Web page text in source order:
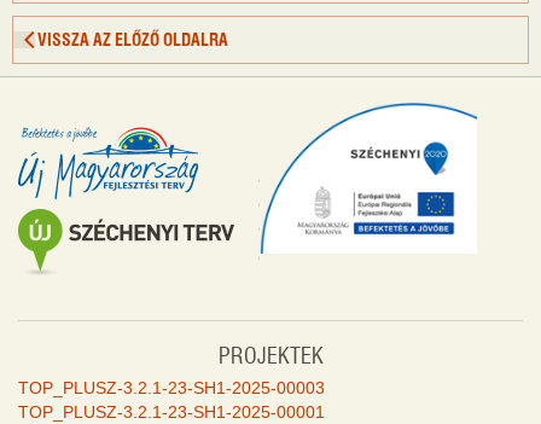
VISSZA AZ ELŐZŐ OLDALRA
PROJEKTEK
TOP_PLUSZ-3.2.1-23-SH1-2025-00003
TOP_PLUSZ-3.2.1-23-SH1-2025-00001